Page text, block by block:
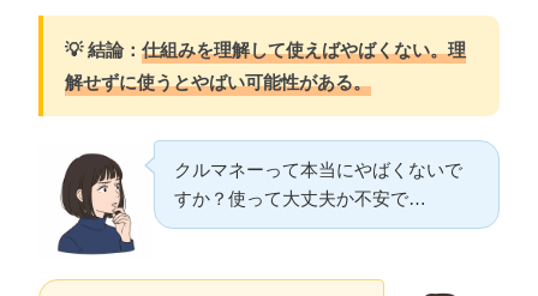
💡 結論： 仕組みを理解して使えばやばくない。理
解せずに使うとやばい可能性がある。
クルマネーって本当にやばくないで
すか？使って大丈夫か不安で…